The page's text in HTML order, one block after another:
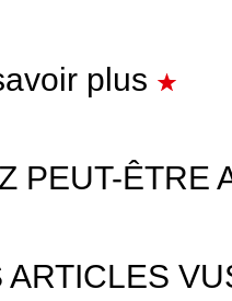
plus
PEUT-ÊTRE
ARTICLES